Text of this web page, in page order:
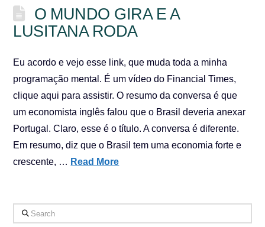
O MUNDO GIRA E A
LUSITANA RODA
Eu acordo e vejo esse link, que muda toda a minha
programação mental. É um vídeo do Financial Times,
clique aqui para assistir. O resumo da conversa é que
um economista inglês falou que o Brasil deveria anexar
Portugal. Claro, esse é o título. A conversa é diferente.
Em resumo, diz que o Brasil tem uma economia forte e
crescente, … Read More
Search